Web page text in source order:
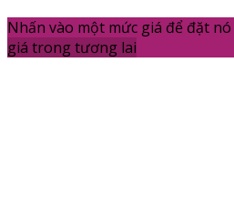
Nhấn vào một mức giá để đặt nó
giá trong tương lai